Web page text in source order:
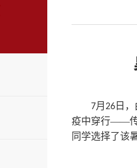
7月 26 日
疫中穿行——传
同学选择了该